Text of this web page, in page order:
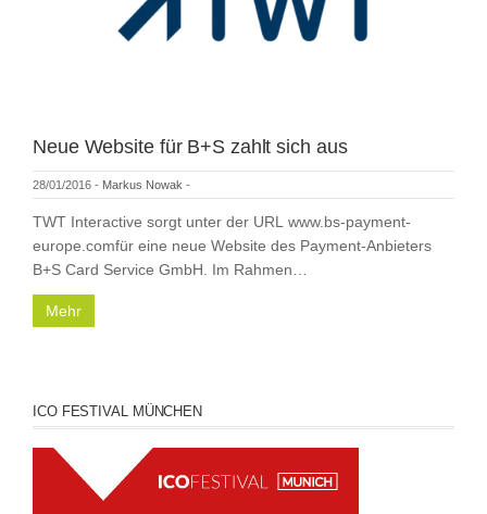
Neue Website für B+S zahlt sich aus
28/01/2016 - Markus Nowak -
TWT Interactive sorgt unter der URL www.bs-payment-
europe.comfür eine neue Website des Payment-Anbieters
B+S Card Service GmbH. Im Rahmen…
Mehr
ICO FESTIVAL MÜNCHEN